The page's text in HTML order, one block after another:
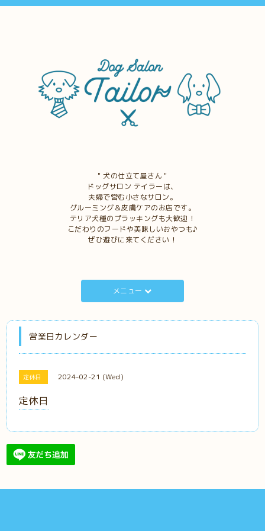
＂犬の仕立て屋さん＂
ドッグサロン テイラーは、
夫婦で営む小さなサロン。
グルーミング＆皮膚ケアのお店です。
テリア犬種のプラッキングも大歓迎！
こだわりのフードや美味しいおやつも♪
ぜひ遊びに来てください！
メニュー
営業日カレンダー
定休日 2024-02-21 (Wed)
定休日